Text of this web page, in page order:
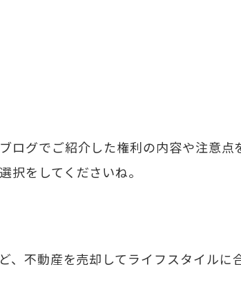
ログでご紹介した権利の内容や注意点
択をしてくださいね。
、不動産を売却してライフスタイルに